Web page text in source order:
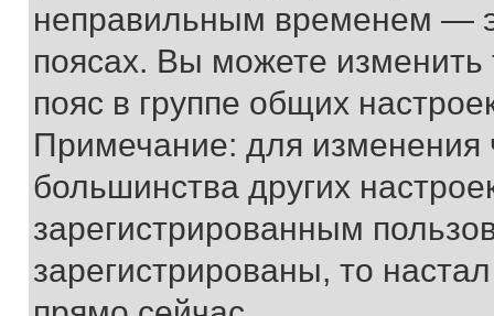
неправильным временем —
поясах. Вы можете изменить
пояс в группе общих
Примечание: для изменения
большинства других
зарегистрированным
зарегистрированы, то